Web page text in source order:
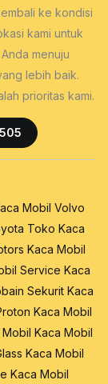
ke kondisi
kami untuk
menuju
lebih baik.
prioritas kami.
Mobil Volvo
Toko Kaca
Kaca Mobil
Service Kaca
Sekurit Kaca
Kaca Mobil
Mobil Kaca Mobil
Kaca Mobil
Kaca Mobil